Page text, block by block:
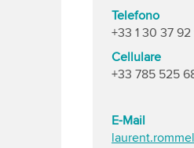
Telefono
+33 1 30 37
Cellulare
+33 785 525
E-Mail